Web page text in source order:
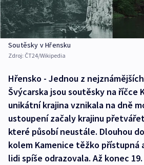
Soutěsky v Hřensku
Zdroj: ČT24/Wikipedia
Hřensko - Jednou z
Švýcarska jsou soutěsky na říčce
unikátní krajina vznikala na dně
ustoupení začaly krajinu
které působí neustále. Dlouhou
kolem Kamenice těžko přístupná
lidi spíše odrazovala. Až konec